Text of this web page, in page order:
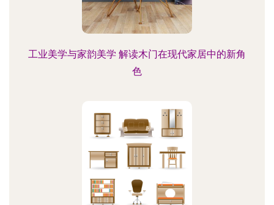
工业美学与家韵美学 解读木门在现代家居中的新角
色